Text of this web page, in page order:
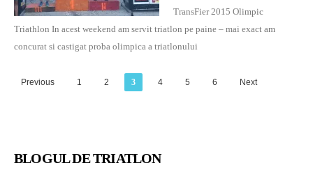
cursa
2015
TransFier 2015 Olimpic
Triathlon In acest weekend am servit triatlon pe paine – mai exact am
concurat si castigat proba olimpica a triatlonului
Previous 1 2 3 4 5 6 Next
BLOGUL DE TRIATLON